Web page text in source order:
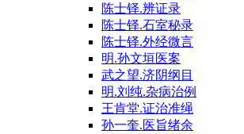
陈士铎.辨证录
陈士铎.石室秘录
陈士铎.外经微言
明.孙文垣医案
武之望.济阴纲目
明.刘纯.杂病治例
王肯堂.证治准绳
孙一奎.医旨绪余